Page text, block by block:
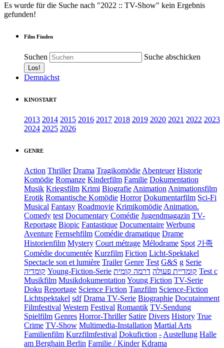
Es wurde für die Suche nach "2022 :: TV-Show" kein Ergebnis
gefunden!
Film Finden
Suchen Suche abschicken
Demnächst
KINOSTART
2013 2014 2015 2016 2017 2018 2019 2020 2021 2022 2023
2024 2025 2026
GENRE
Action Thriller Drama Tragikomödie Abenteuer Historie
Komödie Romanze Kinderfilm Familie Dokumentation
Musik Kriegsfilm Krimi Biografie Animation Animationsfilm
Erotik Romantische Komödie Horror Dokumentarfilm Sci-Fi
Musical Fantasy Roadmovie Krimikomödie Animation.
Comedy test Documentary Comédie Jugendmagazin TV-
Reportage Biopic Fantastique Documentaire Werbung
Aventure Fernsehfilm Comédie dramatique Drame
Historienfilm Mystery Court métrage Mélodrame Spot 가족
Comédie documentée Kurzfilm Fiction Licht-Spektakel
Spectacle son et lumière Trailer Genre Test G&S g Serie
קומדיה Young-Fiction-Serie קומדיית פעולה דרמה קומית
Test c
Musikfilm Musikdokumentation Young Fiction TV-Serie
Doku Reportage Science Fiction Tanzfilm Science-Fiction
Lichtspektakel sdf Drama TV-Serie Biographie Docutainment
Filmfestival Western Festival Romantik TV-Sendung
Spielfilm Genres Horror-Thriller Satire Divers History True
Crime TV-Show Multimedia-Installation Martial Arts
Familienfilm Kurzfilmfestival Dokufiction - Austellung Halle
am Berghain Berlin Familie / Kinder Kdrama